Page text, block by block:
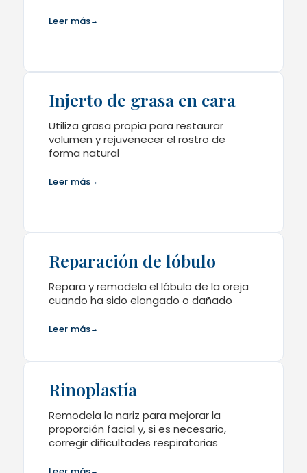
Leer más→
Injerto de grasa en cara
Utiliza grasa propia para restaurar
volumen y rejuvenecer el rostro de
forma natural
Leer más→
Reparación de lóbulo
Repara y remodela el lóbulo de la oreja
cuando ha sido elongado o dañado
Leer más→
Rinoplastía
Remodela la nariz para mejorar la
proporción facial y, si es necesario,
corregir dificultades respiratorias